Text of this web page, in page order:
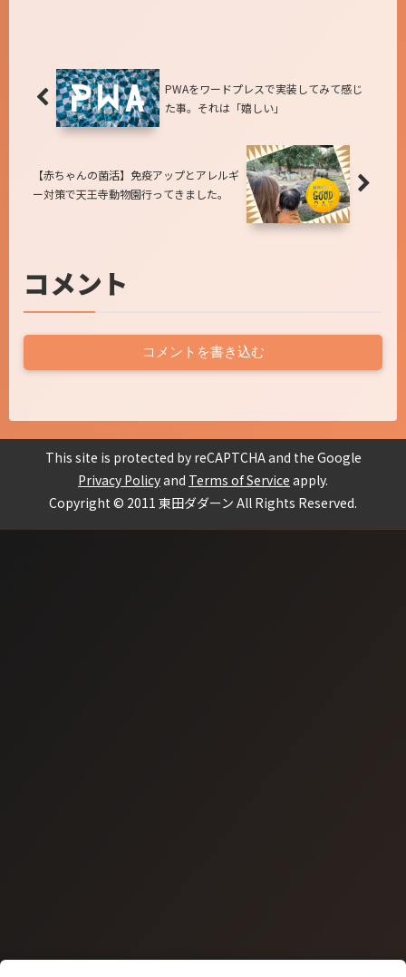
PWAをワードプレスで実装してみて感じ
た事。それは「嬉しい」
【赤ちゃんの菌活】免疫アップとアレルギ
ー対策で天王寺動物園行ってきました。
コメント
コメントを書き込む
This site is protected by reCAPTCHA and the Google
Privacy Policyand Terms of Service apply.
Copyright © 2011 東田ダダーン All Rights Reserved.